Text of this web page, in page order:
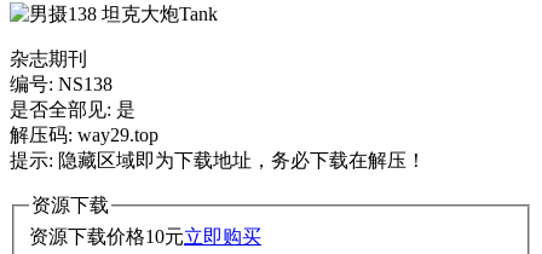
杂志期刊
编号: NS138
是否全部见: 是
解压码: way29.top
提示: 隐藏区域即为下载地址，务必下载在解压！
资源下载
资源下载价格10元立即购买